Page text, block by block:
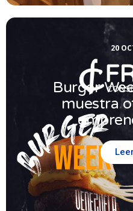
20
Burger
muestra